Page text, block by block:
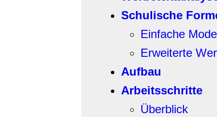
Schulische
Einfache
Erweiterte
Aufbau
Arbeitsschritte
Überblick